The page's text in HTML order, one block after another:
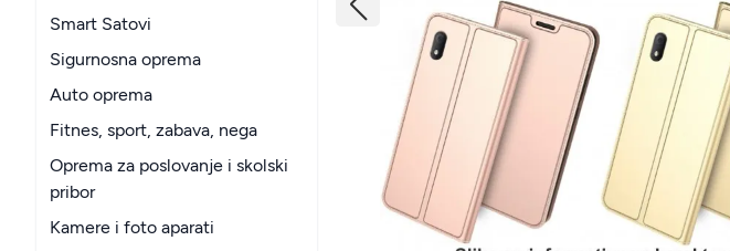
Smart Satovi
Sigurnosna oprema
Auto oprema
Fitnes, sport, zabava, nega
Oprema za poslovanje i skolski
pribor
Kamere i foto aparati